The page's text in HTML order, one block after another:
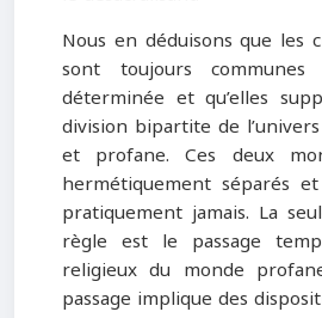
Nous en déduisons que les
sont toujours
déterminée et qu’elles
division bipartite de
et profane. Ces deux
hermétiquement séparés
pratiquement jamais. La
règle est le passage
religieux du monde
passage implique des